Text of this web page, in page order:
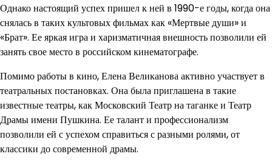
Однако настоящий успех пришел к ней в 1990-е годы, когда она
снялась в таких культовых фильмах как «Мертвые души» и
«Брат». Ее яркая игра и харизматичная внешность позволили ей
занять свое место в российском кинематографе.
Помимо работы в кино, Елена Великанова активно участвует в
театральных постановках. Она была приглашена в такие
известные театры, как Московский Театр на таганке и Театр
Драмы имени Пушкина. Ее талант и профессионализм
позволили ей с успехом справиться с разными ролями, от
классики до современной драмы.